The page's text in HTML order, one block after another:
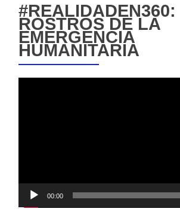
#REALIDADEN360:
ROSTROS DE LA
EMERGENCIA
HUMANITARIA
00:00